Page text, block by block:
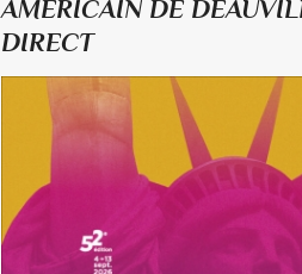
AMÉRICAIN DE
DIRECT